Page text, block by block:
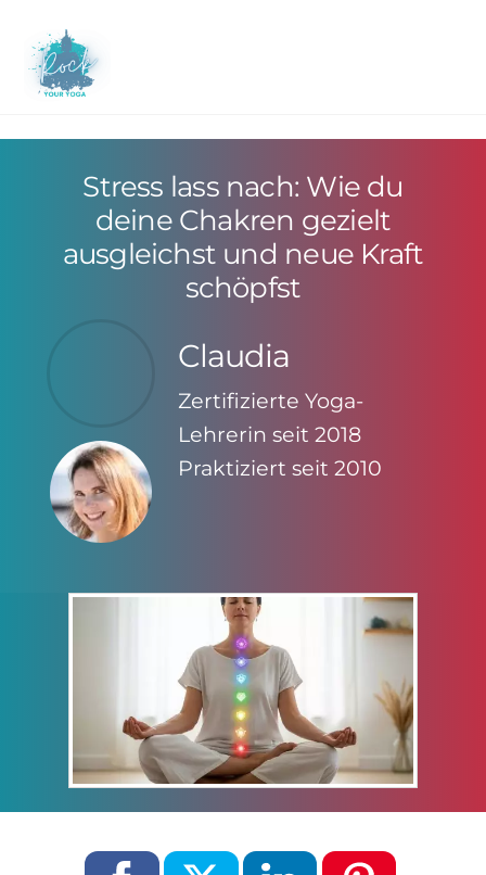
content
Stress lass nach: Wie du
deine Chakren gezielt
ausgleichst und neue Kraft
schöpfst
Claudia
Zertifizierte Yoga-
Lehrerin seit 2018
Praktiziert seit 2010